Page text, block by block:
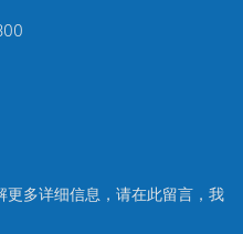
多详细信息，请在此留言，我